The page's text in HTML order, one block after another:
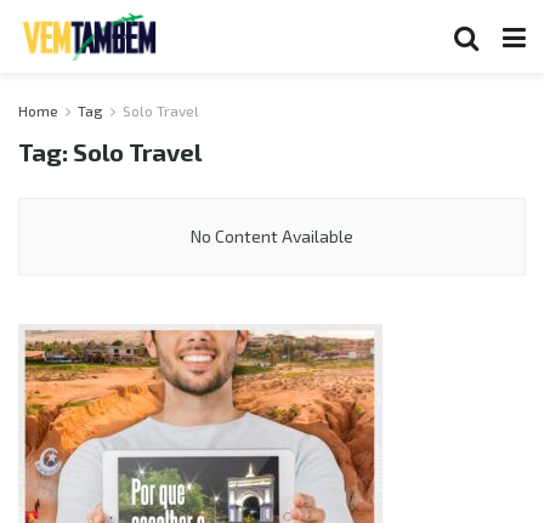
Home Tag Solo Travel
Tag: Solo Travel
No Content Available